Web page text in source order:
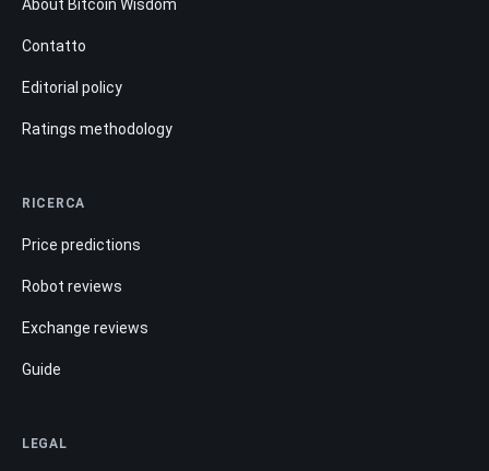
About Bitcoin Wisdom
Contatto
Editorial policy
Ratings methodology
RICERCA
Price predictions
Robot reviews
Exchange reviews
Guide
LEGAL